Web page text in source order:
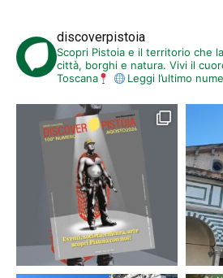
discoverpistoia
Scopri Pistoia e il territorio che
città, borghi e natura. Vivi il
Toscana
Leggi l’ultimo